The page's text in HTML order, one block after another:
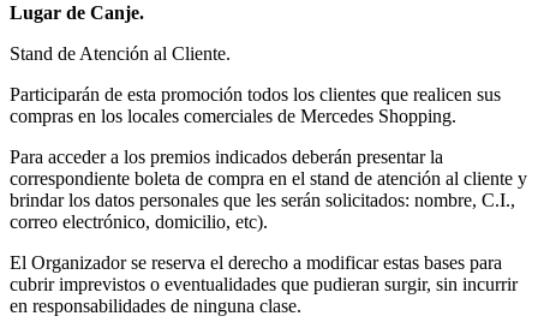
Lugar de Canje.
Stand de Atención al Cliente.
Participarán de esta promoción todos los clientes que realicen sus
compras en los locales comerciales de Mercedes Shopping.
Para acceder a los premios indicados deberán presentar la
correspondiente boleta de compra en el stand de atención al cliente y
brindar los datos personales que les serán solicitados: nombre, C.I.,
correo electrónico, domicilio, etc).
El Organizador se reserva el derecho a modificar estas bases para
cubrir imprevistos o eventualidades que pudieran surgir, sin incurrir
en responsabilidades de ninguna clase.